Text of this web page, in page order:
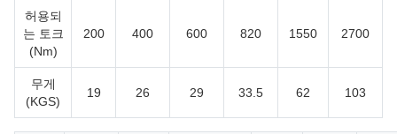
허용되
는 토크
(Nm)
200 400 600 820 1550 2700
무게
(KGS)
19 26 29 33.5 62 103